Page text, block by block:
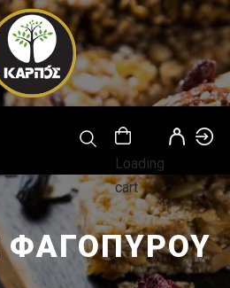
Loading
cart
ΦΑΓΟΠΥΡΟΥ